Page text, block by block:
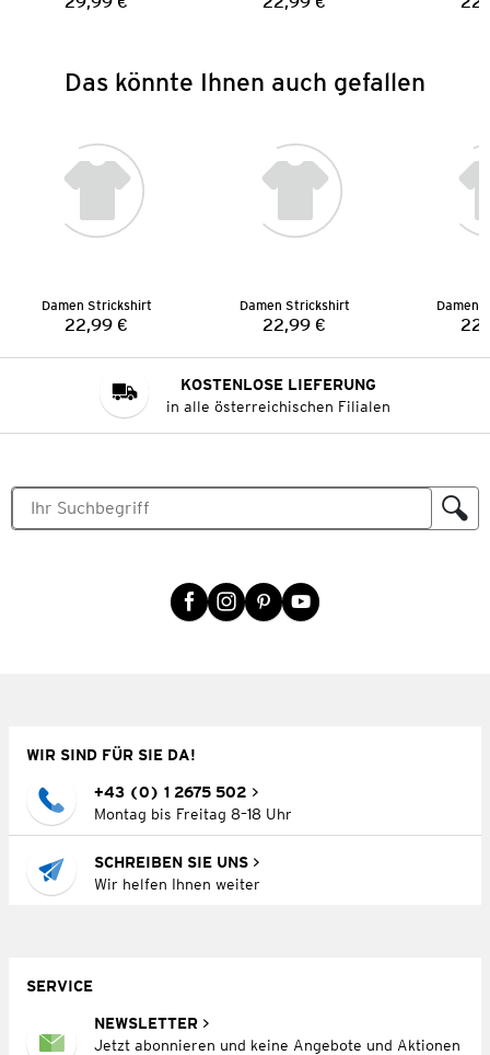
Preis: Preis:
Das könnte Ihnen auch gefallen
Damen Strickshirt
Preis:
22,99 €
Damen Strickshirt
Preis:
22,99 €
Damen
KOSTENLOSE LIEFERUNG
in alle österreichischen Filialen
WIR SIND FÜR SIE DA!
+43 (0) 1 2675 502
Montag bis Freitag 8–18 Uhr
SCHREIBEN SIE UNS
Wir helfen Ihnen weiter
SERVICE
NEWSLETTER
Jetzt abonnieren und keine Angebote und Aktionen